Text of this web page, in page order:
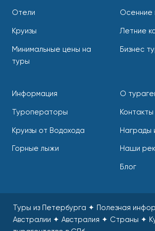
Отели
Круизы
Минимальные цены на
туры
Осенние
Летние
Бизнес
Информация
Туроператоры
Круизы от Водохода
Горные лыжи
О
Контакты
Награды
Наши
Блог
Туры из Петербурга ✦ Полезная
Австралии ✦ Австралия ✦ Страны ✦